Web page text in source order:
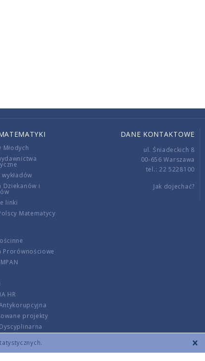
Młodych
Dziekanów i
linki
Matematycy
Prorównościowe
HR
projekty
opłat
DANE KONTAKTOWE
ul. Śniadeckich 8
00-656 Warszawa
tel.: 22 5228100
Jak dojechać?